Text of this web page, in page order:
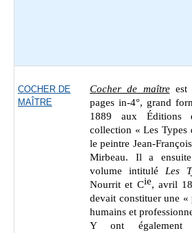
COCHER DE
MAÎTRE
Cocher de maîtreest
pages in-4°, grand
1889 aux
collection « Les Types
le peintre Jean-
Mirbeau. Il a
volume intitulé Les
Nourrit et Cie, avril
devait constituer une
humains et
Y ont également